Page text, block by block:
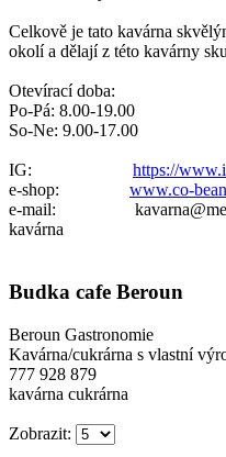
Celkově je tato kavárna
okolí a dělají z této kavárny
Otevírací doba:
Po-Pá: 8.00-19.00
So-Ne: 9.00-17.00
IG: https://
e-shop: www.co-
e-mail:
kavárna
Budka cafe Beroun
Beroun Gastronomie
Kavárna/cukrárna s vlastní
777 928 879
kavárna cukrárna
Zobrazit: